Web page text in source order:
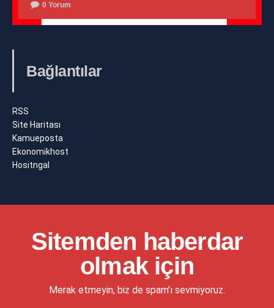
0 Yorum
Bağlantılar
RSS
Site Haritası
Kamueposta
Ekonomikhost
Hositngal
Sitemden haberdar
olmak için
Merak etmeyin, biz de spam'ı sevmiyoruz.